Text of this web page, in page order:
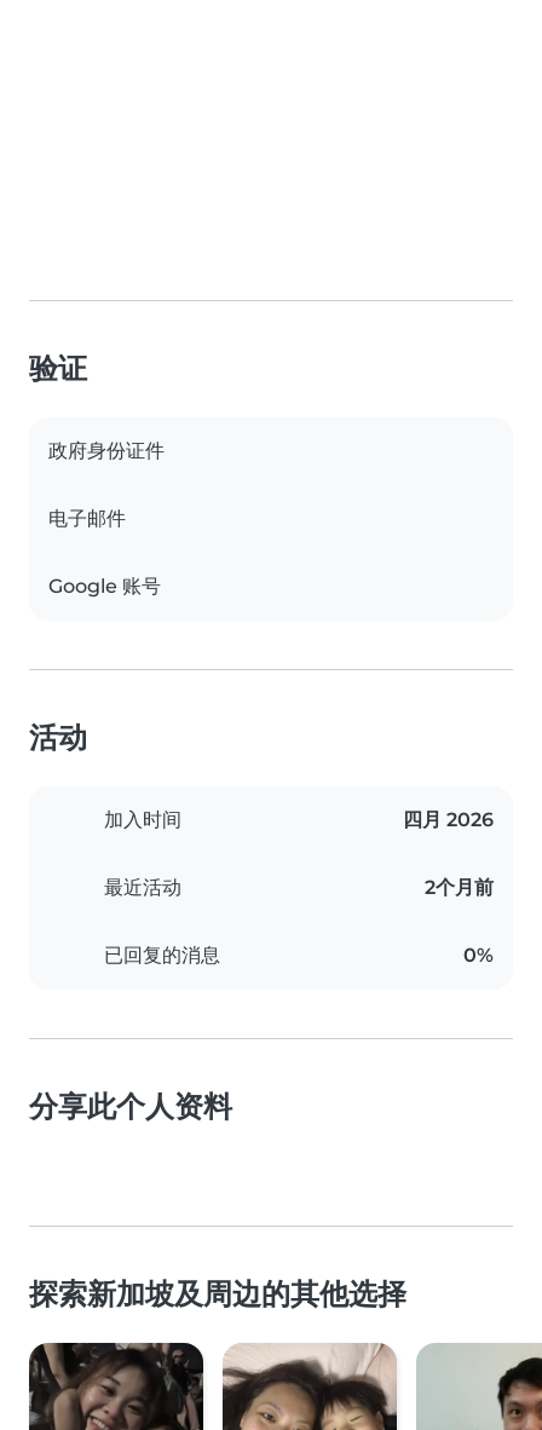
验证
政府身份证件
电子邮件
Google 账号
活动
加入时间 四月 2026
最近活动 2个月前
已回复的消息 0%
分享此个人资料
探索新加坡及周边的其他选择